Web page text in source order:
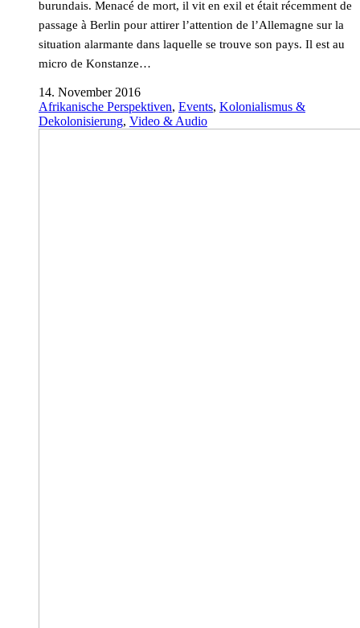
burundais. Menacé de mort, il vit en exil et était récemment de
passage à Berlin pour attirer l’attention de l’Allemagne sur la
situation alarmante dans laquelle se trouve son pays. Il est au
micro de Konstanze…
14. November 2016
Afrikanische Perspektiven, Events, Kolonialismus &
Dekolonisierung, Video & Audio